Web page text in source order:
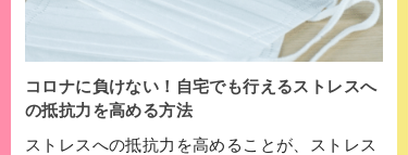
コロナに負けない！自宅でも行えるストレスへ
の抵抗力を高める方法
ストレスへの抵抗力を高めることが、ストレス